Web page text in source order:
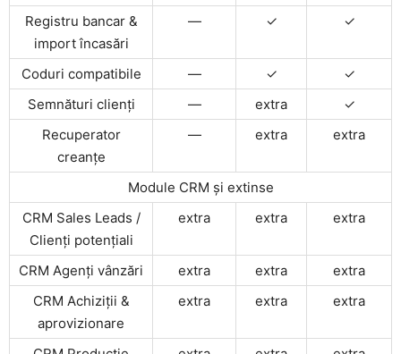
Registru bancar &
import încasări
— ✓ ✓
Coduri compatibile — ✓
✓
Semnături clienți
— extra
✓
Recuperator
creanțe
— extra extra
Module CRM și extinse
CRM Sales Leads /
Clienți potențiali
extra extra extra
CRM Agenți vânzări extra extra
extra
CRM Achiziții &
aprovizionare
extra extra extra